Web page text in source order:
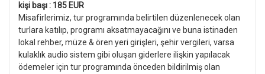
kişi başı : 185 EUR
Misafirlerimiz, tur programında belirtilen düzenlenecek olan
turlara katılıp, programı aksatmayacağını ve buna istinaden
lokal rehber, müze & ören yeri girişleri, şehir vergileri, varsa
kulaklık audio sistem gibi oluşan giderlere ilişkin yapılacak
ödemeler için tur programında önceden bildirilmiş olan